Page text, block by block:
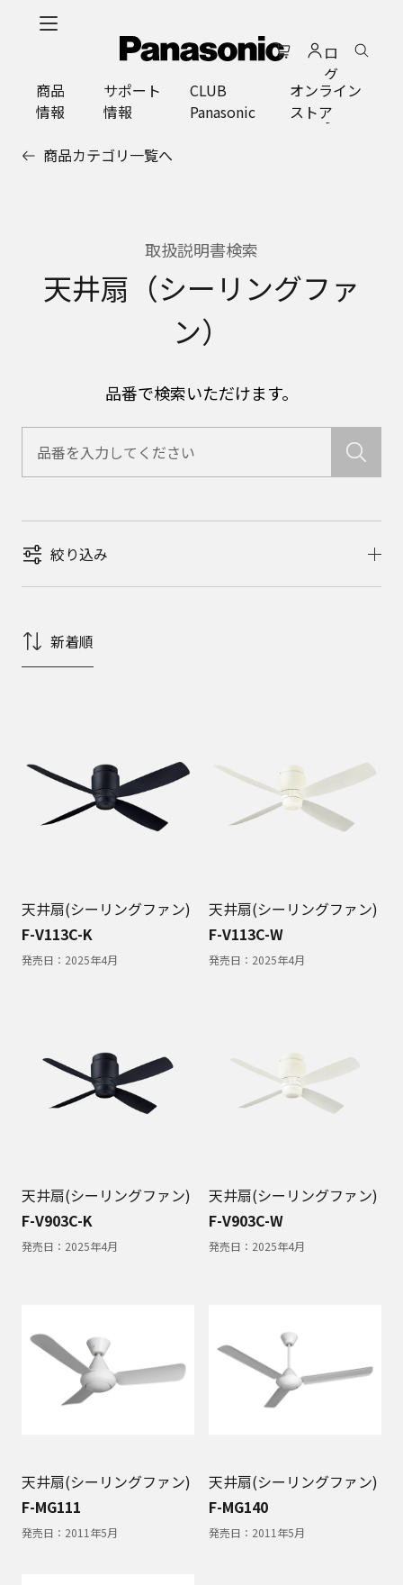
ロ
グ
イ
ン
商品
情報
サポート
情報
CLUB
Panasonic
オンライン
ストア
商品カテゴリ一覧へ
取扱説明書検索
天井扇（シーリングファ
ン）
品番で検索いただけます。
絞り込み
新着順
天井扇(シーリングファン)
F-V113C-K
発売日： 2025年4月
天井扇(シーリングファン)
F-V113C-W
発売日： 2025年4月
天井扇(シーリングファン)
F-V903C-K
発売日： 2025年4月
天井扇(シーリングファン)
F-V903C-W
発売日： 2025年4月
天井扇(シーリングファン)
F-MG111
発売日： 2011年5月
天井扇(シーリングファン)
F-MG140
発売日： 2011年5月